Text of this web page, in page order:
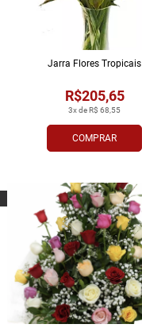
COMPRAR
3x de R$ 68,55
R$205,65
Jarra Flores Tropi­cais